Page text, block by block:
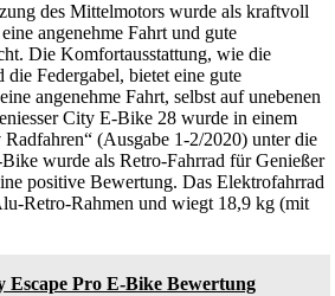
des Mittelmotors wurde als kraftvoll
angenehme Fahrt und gute
Die Komfortausstattung, wie die
die Federgabel, bietet eine gute
angenehme Fahrt, selbst auf unebenen
City E-Bike 28 wurde in einem
(Ausgabe 1-2/2020) unter die
wurde als Retro-Fahrrad für Genießer
positive Bewertung. Das Elektrofahrrad
Retro-Rahmen und wiegt 18,9 kg (mit
Escape Pro E-Bike Bewertung